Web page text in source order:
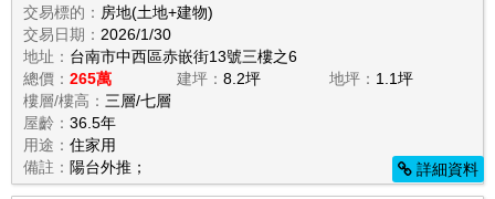
交易標的： 房地(土地+建物)
交易日期： 2026/1/30
地址： 台南市中西區赤嵌街13號三樓之6
總價： 265萬 建坪： 8.2坪 地坪： 1.1坪
樓層/樓高： 三層/七層
屋齡： 36.5年
用途： 住家用
備註： 陽台外推； 詳細資料